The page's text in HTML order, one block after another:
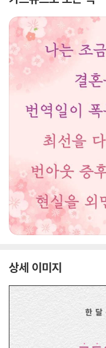
상세 이미지